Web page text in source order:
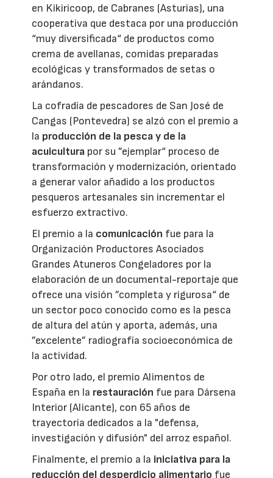
en Kikiricoop, de Cabranes (Asturias), una
cooperativa que destaca por una producción
“muy diversificada“ de productos como
crema de avellanas, comidas preparadas
ecológicas y transformados de setas o
arándanos.
La cofradía de pescadores de San José de
Cangas (Pontevedra) se alzó con el premio a
la producción de la pesca y de la
acuicultura por su ”ejemplar“ proceso de
transformación y modernización, orientado
a generar valor añadido a los productos
pesqueros artesanales sin incrementar el
esfuerzo extractivo.
El premio a la comunicación fue para la
Organización Productores Asociados
Grandes Atuneros Congeladores por la
elaboración de un documental-reportaje que
ofrece una visión ”completa y rigurosa“ de
un sector poco conocido como es la pesca
de altura del atún y aporta, además, una
”excelente” radiografía socioeconómica de
la actividad.
Por otro lado, el premio Alimentos de
España en la restauración fue para Dársena
Interior (Alicante), con 65 años de
trayectoria dedicados a la "defensa,
investigación y difusión" del arroz español.
Finalmente, el premio a la iniciativa para la
reducción del desperdicio alimentario fue